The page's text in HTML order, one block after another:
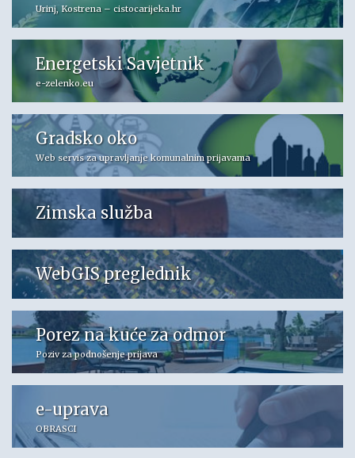
Urinj, Kostrena – cistocarijeka.hr
Energetski Savjetnik
e-zelenko.eu
Gradsko oko
Web servis za upravljanje komunalnim prijavama
Zimska služba
WebGIS preglednik
Porez na kuće za odmor
Poziv za podnošenje prijava
e-uprava
OBRASCI